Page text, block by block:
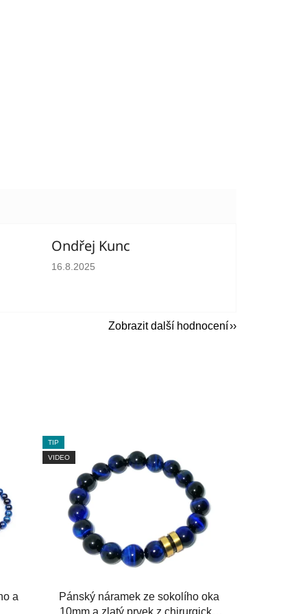
Ondřej Kunc
Hodnocení obchodu je 5 z 5 hvězdiček.
16.8.2025
Zobrazit další hodnocení
a
TIP
VIDEO
Pánský náramek ze sokolího oka
10mm a zlatý prvek z chirurgické